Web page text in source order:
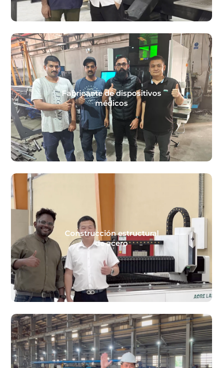
Fabricante de dispositivos
médicos
Construcción estructural
de acero